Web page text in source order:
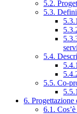
5.2.
5.3.
5.4.
5.5. Co-
6. Progettazione
6.1.